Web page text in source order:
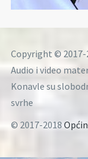
Copyright © 2017-
Audio i video
Konavle su
svrhe
© 2017-2018